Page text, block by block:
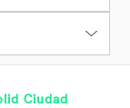
Ciudad